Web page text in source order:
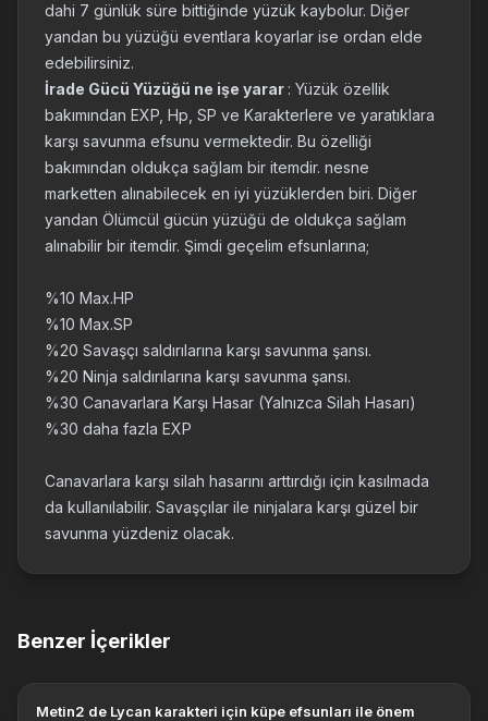
dahi 7 günlük süre bittiğinde yüzük kaybolur. Diğer
yandan bu yüzüğü eventlara koyarlar ise ordan elde
edebilirsiniz.
İrade Gücü Yüzüğü ne işe yarar : Yüzük özellik
bakımından EXP, Hp, SP ve Karakterlere ve yaratıklara
karşı savunma efsunu vermektedir. Bu özelliği
bakımından oldukça sağlam bir itemdir. nesne
marketten alınabilecek en iyi yüzüklerden biri. Diğer
yandan Ölümcül gücün yüzüğü de oldukça sağlam
alınabilir bir itemdir. Şimdi geçelim efsunlarına;
%10 Max.HP
%10 Max.SP
%20 Savaşçı saldırılarına karşı savunma şansı.
%20 Ninja saldırılarına karşı savunma şansı.
%30 Canavarlara Karşı Hasar (Yalnızca Silah Hasarı)
%30 daha fazla EXP
Canavarlara karşı silah hasarını arttırdığı için kasılmada
da kullanılabilir. Savaşçılar ile ninjalara karşı güzel bir
savunma yüzdeniz olacak.
Benzer İçerikler
Metin2 de Lycan karakteri için küpe efsunları ile önem